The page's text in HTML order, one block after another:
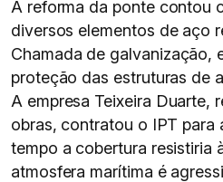
A reforma da ponte contou
diversos elementos de aço
Chamada de galvanização,
proteção das estruturas de
A empresa Teixeira Duarte,
obras, contratou o IPT para
tempo a cobertura resistiria
atmosfera marítima é